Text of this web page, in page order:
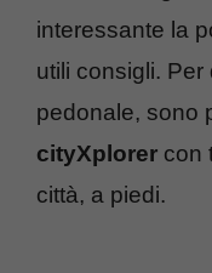
interessante la
utili consigli.
pedonale, sono
cityXplorer con
città, a piedi.